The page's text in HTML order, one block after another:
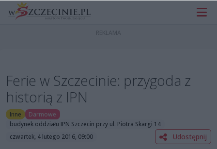
Ferie w Szczecinie: przygoda z
historią z IPN
Inne
Darmowe
budynek oddziału IPN Szczecin przy ul. Piotra Skargi 14
czwartek, 4 lutego 2016, 09:00
Udostępnij